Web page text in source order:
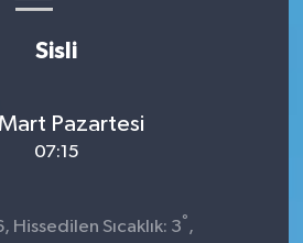
Sisli
Pazartesi
07:15
Hissedilen Sıcaklık: 3° ,